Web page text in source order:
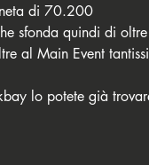
di 70.200
sfonda quindi di
al Main Event
lo potete già